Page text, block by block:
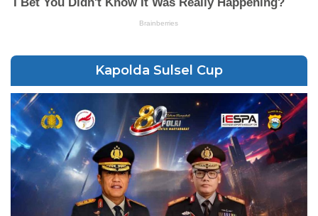
Kapolda Sulsel Cup